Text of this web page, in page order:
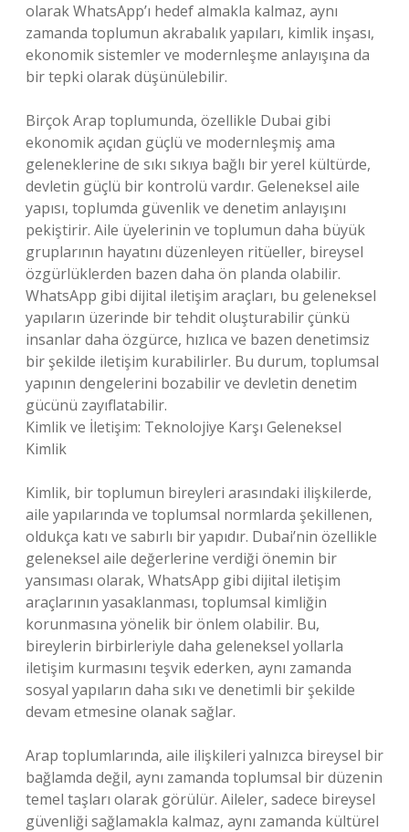
olarak WhatsApp’ı hedef almakla kalmaz, aynı
zamanda toplumun akrabalık yapıları, kimlik inşası,
ekonomik sistemler ve modernleşme anlayışına da
bir tepki olarak düşünülebilir.
Birçok Arap toplumunda, özellikle Dubai gibi
ekonomik açıdan güçlü ve modernleşmiş ama
geleneklerine de sıkı sıkıya bağlı bir yerel kültürde,
devletin güçlü bir kontrolü vardır. Geleneksel aile
yapısı, toplumda güvenlik ve denetim anlayışını
pekiştirir. Aile üyelerinin ve toplumun daha büyük
gruplarının hayatını düzenleyen ritüeller, bireysel
özgürlüklerden bazen daha ön planda olabilir.
WhatsApp gibi dijital iletişim araçları, bu geleneksel
yapıların üzerinde bir tehdit oluşturabilir çünkü
insanlar daha özgürce, hızlıca ve bazen denetimsiz
bir şekilde iletişim kurabilirler. Bu durum, toplumsal
yapının dengelerini bozabilir ve devletin denetim
gücünü zayıflatabilir.
Kimlik ve İletişim: Teknolojiye Karşı Geleneksel
Kimlik
Kimlik, bir toplumun bireyleri arasındaki ilişkilerde,
aile yapılarında ve toplumsal normlarda şekillenen,
oldukça katı ve sabırlı bir yapıdır. Dubai’nin özellikle
geleneksel aile değerlerine verdiği önemin bir
yansıması olarak, WhatsApp gibi dijital iletişim
araçlarının yasaklanması, toplumsal kimliğin
korunmasına yönelik bir önlem olabilir. Bu,
bireylerin birbirleriyle daha geleneksel yollarla
iletişim kurmasını teşvik ederken, aynı zamanda
sosyal yapıların daha sıkı ve denetimli bir şekilde
devam etmesine olanak sağlar.
Arap toplumlarında, aile ilişkileri yalnızca bireysel bir
bağlamda değil, aynı zamanda toplumsal bir düzenin
temel taşları olarak görülür. Aileler, sadece bireysel
güvenliği sağlamakla kalmaz, aynı zamanda kültürel